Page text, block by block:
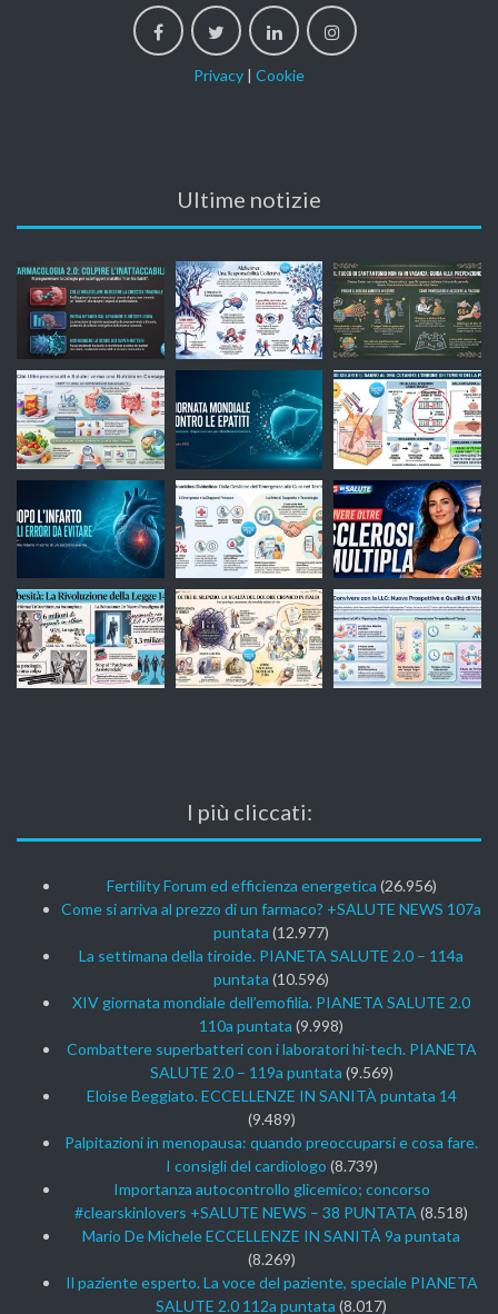
Privacy | Cookie
Ultime notizie
I più cliccati:
Fertility Forum ed efficienza energetica (26.956)
Come si arriva al prezzo di un farmaco? +SALUTE NEWS 107a
puntata (12.977)
La settimana della tiroide. PIANETA SALUTE 2.0 – 114a
puntata (10.596)
XIV giornata mondiale dell’emofilia. PIANETA SALUTE 2.0
110a puntata (9.998)
Combattere superbatteri con i laboratori hi-tech. PIANETA
SALUTE 2.0 – 119a puntata (9.569)
Eloise Beggiato. ECCELLENZE IN SANITÀ puntata 14
(9.489)
Palpitazioni in menopausa: quando preoccuparsi e cosa fare.
I consigli del cardiologo (8.739)
Importanza autocontrollo glicemico; concorso
#clearskinlovers +SALUTE NEWS – 38 PUNTATA (8.518)
Mario De Michele ECCELLENZE IN SANITÀ 9a puntata
(8.269)
Il paziente esperto. La voce del paziente, speciale PIANETA
SALUTE 2.0 112a puntata (8.017)